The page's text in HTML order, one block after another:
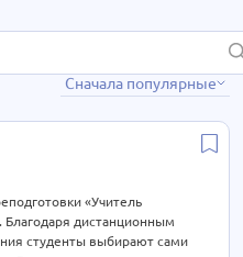
3 курса
37 курсов
7 курсов
33 курса
Сначала популярные
«Учитель
Благодаря дистанционным
студенты выбирают сами